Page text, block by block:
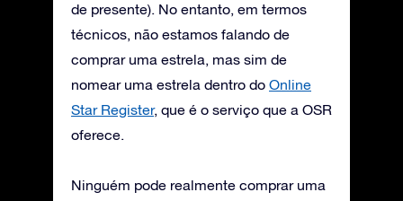
de presente). No entanto, em termos
técnicos, não estamos falando de
comprar uma estrela, mas sim de
nomear uma estrela dentro do Online
Star Register, que é o serviço que a OSR
oferece.
Ninguém pode realmente comprar uma